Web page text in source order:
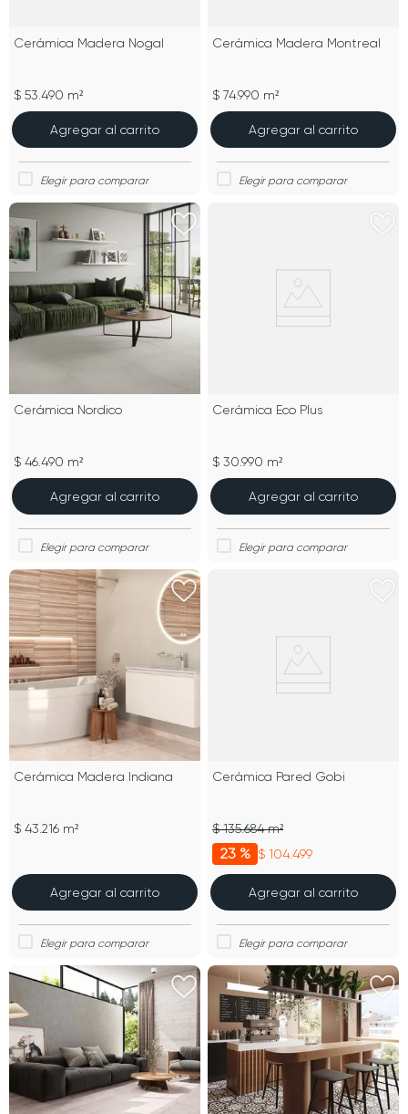
Cerámica Madera Nogal
$ 53.490 m²
Agregar al carrito
Cerámica Madera Montreal
$ 74.990 m²
Agregar al carrito
Cerámica Nordico
$ 46.490 m²
Agregar al carrito
Cerámica Eco Plus
$ 30.990 m²
Agregar al carrito
Cerámica Madera Indiana
$ 43.216 m²
Agregar al carrito
Cerámica Pared Gobi
23 % $ 104.499
$ 135.684 m²
Agregar al carrito